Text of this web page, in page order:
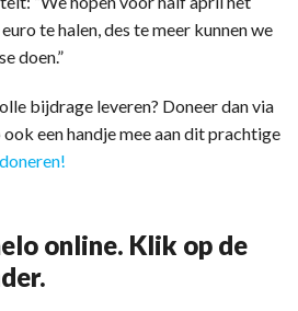
te halen, des te meer kunnen we
doen.”
bijdrage leveren? Doneer dan via
een handje mee aan dit prachtige
online. Klik op de